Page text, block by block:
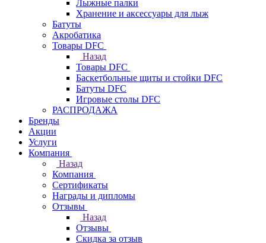
Лыжные палки
Хранение и аксессуары для лыж
Батуты
Акробатика
Товары DFC
Назад
Товары DFC
Баскетбольные щиты и стойки DFC
Батуты DFC
Игровые столы DFC
РАСПРОДАЖА
Бренды
Акции
Услуги
Компания
Назад
Компания
Сертификаты
Награды и дипломы
Отзывы
Назад
Отзывы
Скидка за отзыв